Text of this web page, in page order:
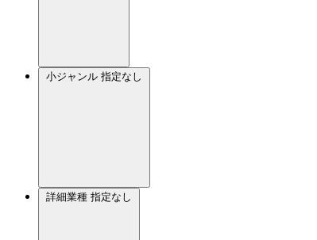
小ジャンル 指定なし
詳細業種 指定なし